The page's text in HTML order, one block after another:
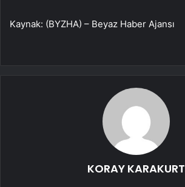
Kaynak: (BYZHA) – Beyaz Haber Ajansı
KORAY KARAKURT